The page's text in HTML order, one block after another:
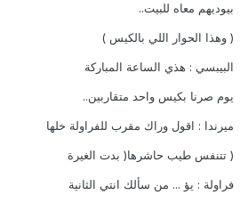
بيوديهم معاه للبيت..
( وهذا الحوار اللي بالكيس )
البيبسي : هذي الساعة المباركة
يوم صرنا بكيس واحد متقاربين..
ميرندا : اقول وراك مقرب للفراولة خلها
( تتنفس طيب حاشرها( بدت الغيرة
فراولة : يؤ ... من سألك انتي الثانية